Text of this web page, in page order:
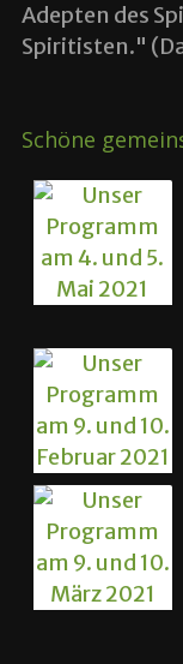
Adepten des
Spiritisten."
Schöne